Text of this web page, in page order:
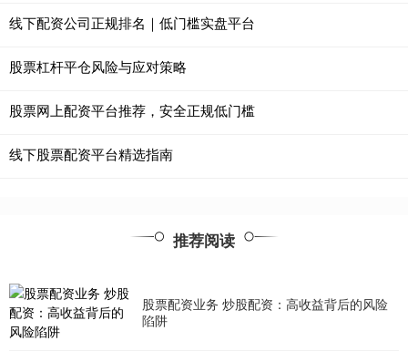
线下配资公司正规排名｜低门槛实盘平台
股票杠杆平仓风险与应对策略
股票网上配资平台推荐，安全正规低门槛
线下股票配资平台精选指南
推荐阅读
股票配资业务 炒股配资：高收益背后的风险
陷阱